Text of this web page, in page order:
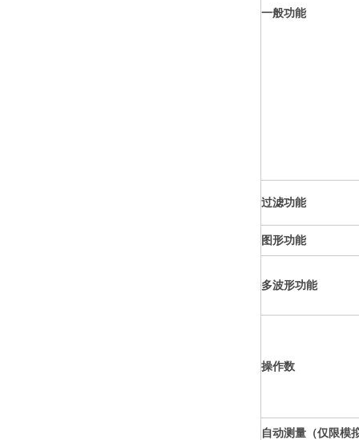
一般功能
过滤功能
图形功能
多波形功能
操作数
自动测量（仅限模